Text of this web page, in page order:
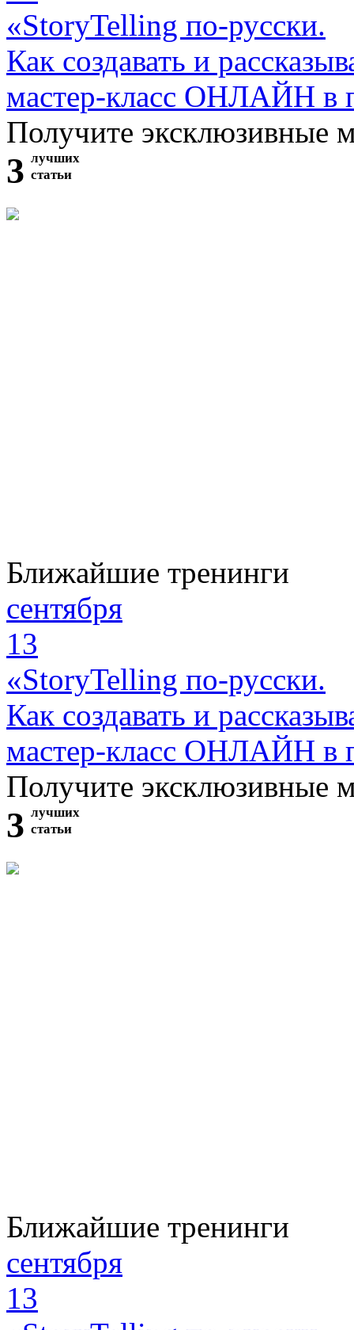
«StoryTelling по-русски.
Как создавать и
мастер-класс ОНЛАЙН в
Получите эксклюзивные
3 лучших
статьи
Ближайшие тренинги
сентября
13
«StoryTelling по-русски.
Как создавать и
мастер-класс ОНЛАЙН в
Получите эксклюзивные
3 лучших
статьи
Ближайшие тренинги
сентября
13